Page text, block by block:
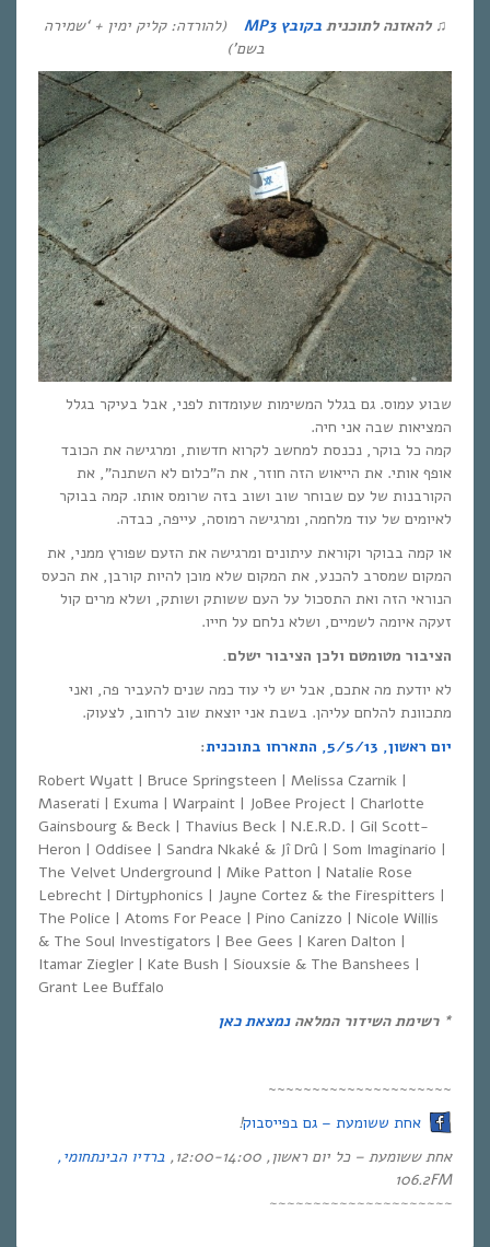
♫ להאזנה לתוכניתבקובץ MP3
(להורדה: קליק ימין + ‘שמירה
בשם’)
שבוע עמוס. גם בגלל המשימות שעומדות לפני, אבל בעיקר בגלל
המציאות שבה אני חיה.
קמה כל בוקר, נכנסת למחשב לקרוא חדשות, ומרגישה את הכובד
אופף אותי. את הייאוש הזה חוזר, את ה”כלום לא השתנה”, את
הקורבנות של עם שבוחר שוב ושוב בזה שרומס אותו. קמה בבוקר
לאיומים של עוד מלחמה, ומרגישה רמוסה, עייפה, כבדה.
או קמה בבוקר וקוראת עיתונים ומרגישה את הזעם שפורץ ממני, את
המקום שמסרב להכנע, את המקום שלא מוכן להיות קורבן, את הכעס
הנוראי הזה ואת התסכול על העם ששותק ושותק, ושלא מרים קול
זעקה איומה לשמיים, ושלא נלחם על חייו.
הציבור מטומטם ולכן הציבור ישלם.
לא יודעת מה אתכם, אבל יש לי עוד כמה שנים להעביר פה, ואני
מתכוונת להלחם עליהן. בשבת אני יוצאת שוב לרחוב, לצעוק.
יום ראשון, 5/5/13, התארחו בתוכנית
:
Robert Wyatt | Bruce Springsteen | Melissa Czarnik |
Maserati | Exuma | Warpaint | JoBee Project | Charlotte
Gainsbourg & Beck | Thavius Beck | N.E.R.D. | Gil Scott-
Heron | Oddisee | Sandra Nkaké & Jî Drû | Som Imaginario |
The Velvet Underground | Mike Patton | Natalie Rose
Lebrecht | Dirtyphonics | Jayne Cortez & the Firespitters |
The Police | Atoms For Peace | Pino Canizzo | Nicole Willis
& The Soul Investigators | Bee Gees | Karen Dalton |
Itamar Ziegler | Kate Bush | Siouxsie & The Banshees |
Grant Lee Buffalo
* רשימת השידור המלאהנמצאת כאן
~~~~~~~~~~~~~~~~~~~~~
אחת ששומעת – גם בפייסבוק!
אחת ששומעת – כל יום ראשון, 12:00-14:00,
ברדיו הבינתחומי,
106.2FM
~~~~~~~~~~~~~~~~~~~~~